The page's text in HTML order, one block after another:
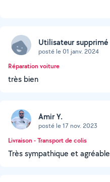
Utilisateur supprimé
posté le 01 janv. 2024
Réparation voiture
très bien
Amir Y.
posté le 17 nov. 2023
Livraison - Transport de colis
Très sympathique et agréable